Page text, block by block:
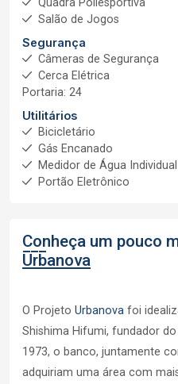
Salão de Jogos
Segurança
Câmeras de Segurança
Cerca Elétrica
Portaria: 24
Utilitários
Bicicletário
Gás Encanado
Medidor de Água Individual
Portão Eletrônico
Conheça um pouco
Urbanova
O Projeto Urbanova foi
Shishima Hifumi, fundador
1973, o banco, juntamente
adquiriam uma área com